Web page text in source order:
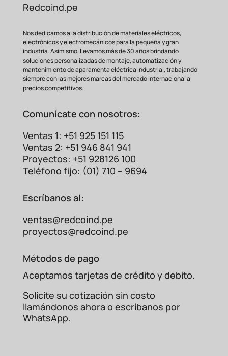
Redcoind.pe
Nos dedicamos a la distribución de materiales eléctricos,
electrónicos y electromecánicos para la pequeña y gran
industria. Asimismo, llevamos más de 30 años brindando
soluciones personalizadas de montaje, automatización y
mantenimiento de aparamenta eléctrica industrial, trabajando
siempre con las mejores marcas del mercado internacional a
precios competitivos.
Comunícate con nosotros:
Ventas 1: +51 925 151 115
Ventas 2: +51 946 841 941
Proyectos: +51 928126 100
Teléfono fijo: (01) 710 – 9694
Escríbanos al:
ventas@redcoind.pe
proyectos@redcoind.pe
Métodos de pago
Aceptamos tarjetas de crédito y debito.
Solicite su cotización sin costo
llamándonos ahora o escríbanos por
WhatsApp.